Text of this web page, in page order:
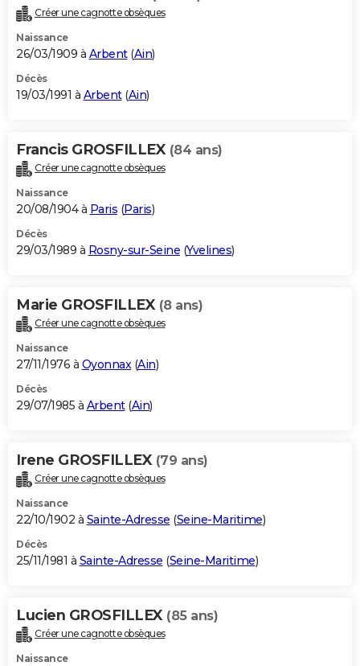
Créer une cagnotte obsèques
Naissance
26/03/1909 à Arbent(Ain)
Décès
19/03/1991 à Arbent(Ain)
Francis GROSFILLEX (84 ans)
Créer une cagnotte obsèques
Naissance
20/08/1904 à Paris (Paris)
Décès
29/03/1989 à Rosny-sur-Seine (Yvelines)
Marie GROSFILLEX (8 ans)
Créer une cagnotte obsèques
Naissance
27/11/1976 à Oyonnax(Ain)
Décès
29/07/1985 à Arbent(Ain)
Irene GROSFILLEX (79 ans)
Créer une cagnotte obsèques
Naissance
22/10/1902 à Sainte-Adresse (Seine-Maritime)
Décès
25/11/1981 à Sainte-Adresse (Seine-Maritime)
Lucien GROSFILLEX (85 ans)
Créer une cagnotte obsèques
Naissance